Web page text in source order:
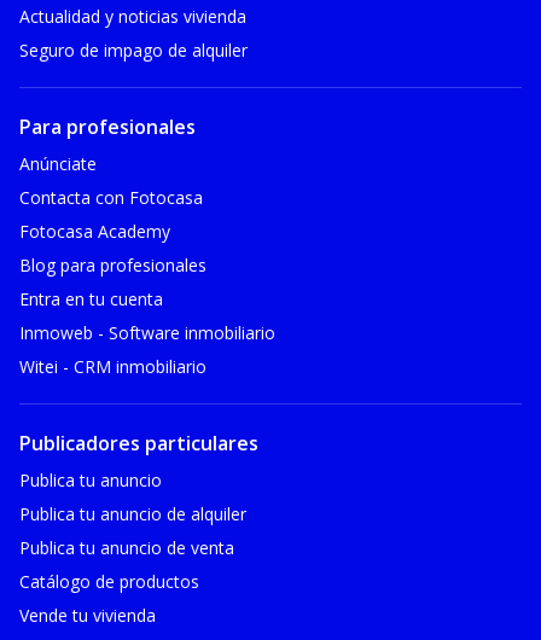
Actualidad y noticias vivienda
Seguro de impago de alquiler
Para profesionales
Anúnciate
Contacta con Fotocasa
Fotocasa Academy
Blog para profesionales
Entra en tu cuenta
Inmoweb - Software inmobiliario
Witei - CRM inmobiliario
Publicadores particulares
Publica tu anuncio
Publica tu anuncio de alquiler
Publica tu anuncio de venta
Catálogo de productos
Vende tu vivienda